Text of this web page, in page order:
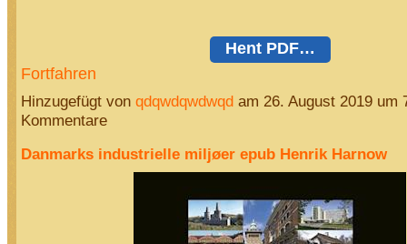
Hent PDF…
Fortfahren
Hinzugefügt von qdqwdqwdwqd am 26. August 2019
Kommentare
Danmarks industrielle miljøer epub Henrik Harnow